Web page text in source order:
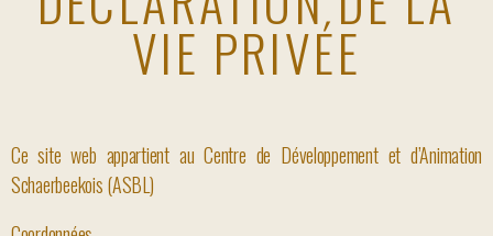
VIE PRIVÉE
Ce site web appartient au Centre de Développement et d’Animation
Schaerbeekois (ASBL)